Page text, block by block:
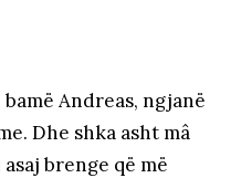
Andreas, ngjanë
Dhe shka asht mâ
brenge që më